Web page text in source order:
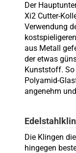
Der
Xi2 Cutter-
Verwendung
aus Metall
der etwas
Kunststoff.
Polyamid-
angenehm
Die Klingen
hingegen